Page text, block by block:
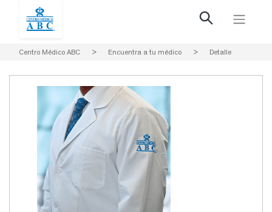
Centro Médico ABC > Encuentra a tu médico > Detalle